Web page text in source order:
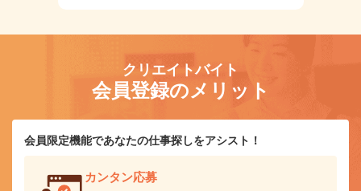
クリエイトバイト
会員登録のメリット
会員限定機能であなたの仕事探しをアシスト！
カンタン応募